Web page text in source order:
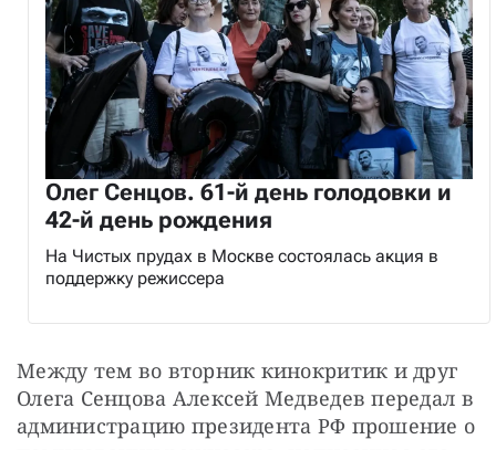
Олег Сенцов. 61-й день голодовки и
42-й день рождения
На Чистых прудах в Москве состоялась акция в
поддержку режиссера
Между тем во вторник кинокритик и друг
Олега Сенцова Алексей Медведев передал в
администрацию президента РФ прошение о